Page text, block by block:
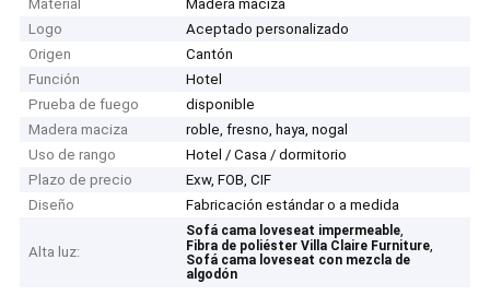
Material
Madera maciza
Logo
Aceptado personalizado
Origen
Cantón
Función
Hotel
Prueba de fuego
disponible
Madera maciza
roble, fresno, haya, nogal
Uso de rango
Hotel / Casa / dormitorio
Plazo de precio
Exw, FOB, CIF
Diseño
Fabricación estándar o a medida
Alta luz:
Sofá cama loveseat impermeable,
Fibra de poliéster Villa Claire Furniture,
Sofá cama loveseat con mezcla de
algodón